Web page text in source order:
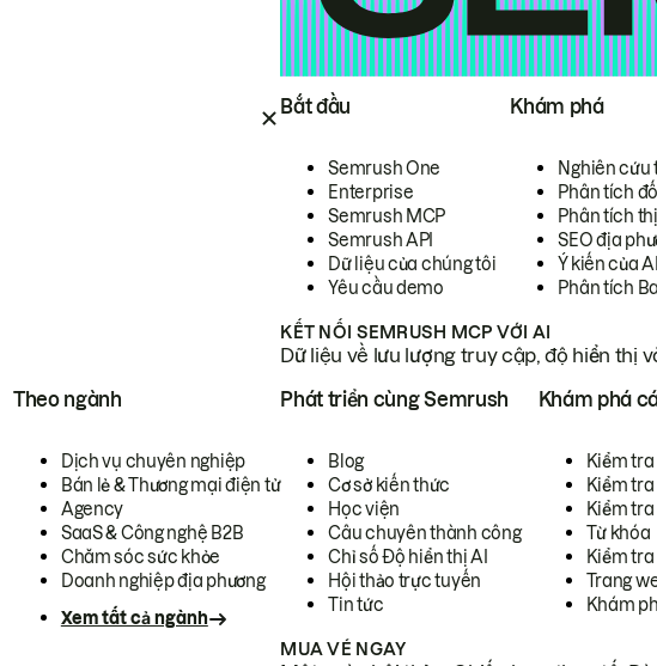
Bắt đầu
Semrush One
Enterprise
Semrush MCP
Semrush API
Dữ liệu của chúng tôi
Yêu cầu demo
Khám phá
Nghiên cứu
Phân tích
Phân tích
SEO địa
Ý kiến của
Phân tích
KẾT NỐI SEMRUSH MCP VỚI AI
Dữ liệu về lưu lượng truy cập, độ hiển thị
Theo ngành
Dịch vụ chuyên nghiệp
Bán lẻ & Thương mại điện tử
Agency
SaaS & Công nghệ B2B
Chăm sóc sức khỏe
Doanh nghiệp địa phương
Xem tất cả ngành
Phát triển cùng Semrush
Blog
Cơ sở kiến thức
Học viện
Câu chuyên thành công
Chỉ số Độ hiển thị AI
Hội thảo trực tuyến
Tin tức
Khám phá
Kiểm
Kiểm tra
Kiểm
Từ khóa
Kiểm
Trang
Khám
MUA VÉ NGAY